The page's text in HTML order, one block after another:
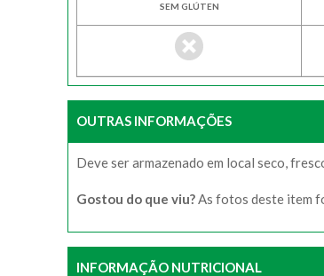
SEM GLÚTEN
OUTRAS INFORMAÇÕES
Deve ser armazenado em local seco,
Gostou do que viu?As fotos deste item
INFORMAÇÃO NUTRICIONAL